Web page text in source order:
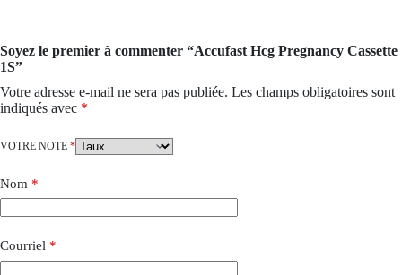
Soyez le premier à commenter “Accufast Hcg Pregnancy Cassette
1S”
Votre adresse e-mail ne sera pas publiée. Les champs obligatoires sont
indiqués avec *
VOTRE NOTE *
Nom *
Courriel *